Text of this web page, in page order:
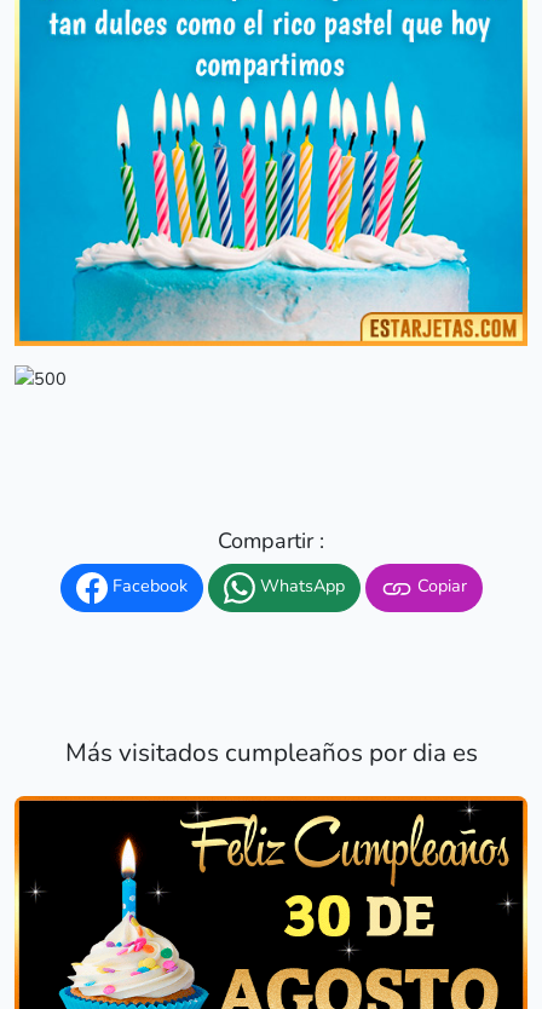
Compartir :
Facebook WhatsApp Copiar
Más visitados cumpleaños por dia es